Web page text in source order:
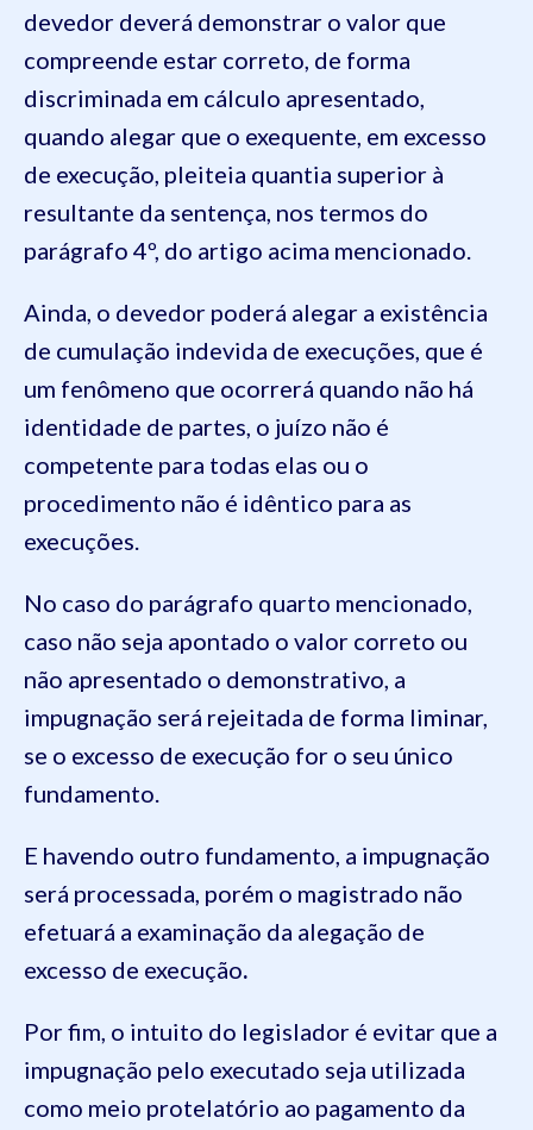
devedor deverá demonstrar o valor que
compreende estar correto, de forma
discriminada em cálculo apresentado,
quando alegar que o exequente, em excesso
de execução, pleiteia quantia superior à
resultante da sentença, nos termos do
parágrafo 4º, do artigo acima mencionado.
Ainda, o devedor poderá alegar a existência
de cumulação indevida de execuções, que é
um fenômeno que ocorrerá quando não há
identidade de partes, o juízo não é
competente para todas elas ou o
procedimento não é idêntico para as
execuções.
No caso do parágrafo quarto mencionado,
caso não seja apontado o valor correto ou
não apresentado o demonstrativo, a
impugnação será rejeitada de forma liminar,
se o excesso de execução for o seu único
fundamento.
E havendo outro fundamento, a impugnação
será processada, porém o magistrado não
efetuará a examinação da alegação de
excesso de execução.
Por fim, o intuito do legislador é evitar que a
impugnação pelo executado seja utilizada
como meio protelatório ao pagamento da